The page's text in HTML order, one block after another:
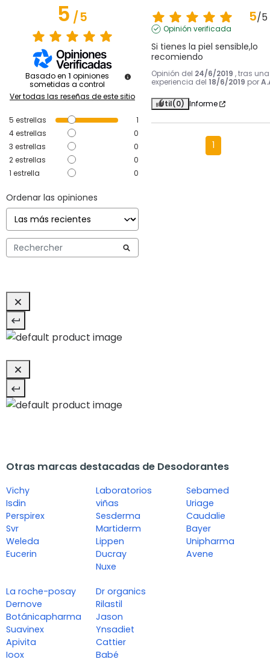
5/5
Basado en 1 opiniones
sometidas a control
Ver todas las reseñas de este sitio
5 estrellas
1
4estrellas
0
3 estrellas
0
2estrellas
0
1 estrella 0
Ordenar las opiniones
5/5
Opinión verificada
Si tienes la piel sensible,lo
recomiendo
Opinión del 24/6/2019 , tras una
experiencia del 18/6/2019 por
Útil(0) Informe
1
Otras marcas destacadas de Desodorantes
Vichy
Isdin
Perspirex
Svr
Weleda
Eucerin
Laboratorios
viñas
Sesderma
Martiderm
Lippen
Ducray
Nuxe
Sebamed
Uriage
Caudalie
Bayer
Unipharma
Avene
La roche-posay
Dernove
Botánicapharma
Suavinex
Apivita
Ioox
Dr organics
Rilastil
Jason
Ynsadiet
Cattier
Babé